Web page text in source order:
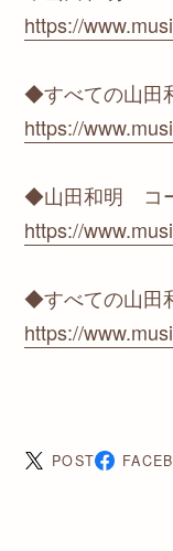
https://
◆すべての山田
https://
◆山田和明 コ
https://
◆すべての山田
https://
POST